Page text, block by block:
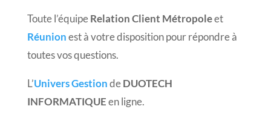
Toute l’équipeRelation Client Métropoleet
Réunionest à votre disposition pour répondre à
toutes vos questions.
L’Univers GestiondeDUOTECH
INFORMATIQUEen ligne.